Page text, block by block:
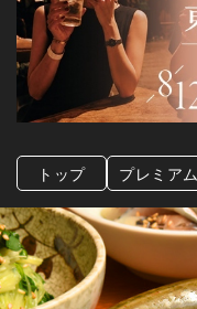
トップ プレミアム